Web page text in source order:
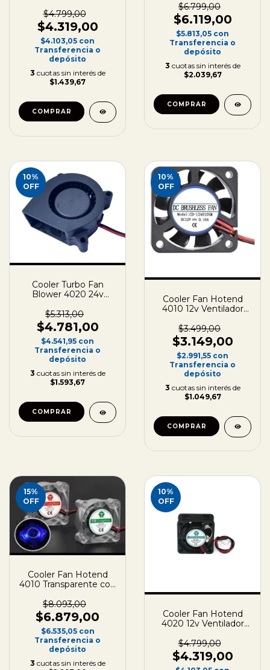
40x40x20
$4.799,00
$4.319,00
$4.103,05 con
Transferencia o
depósito
3 cuotas sin interés de
$1.439,67
40x40x10
$6.799,00
$6.119,00
$5.813,05 con
Transferencia o
depósito
3 cuotas sin interés de
$2.039,67
10%
OFF
Cooler Turbo Fan
Blower 4020 24v
40x40x20
$5.313,00
$4.781,00
$4.541,95 con
Transferencia o
depósito
3 cuotas sin interés de
$1.593,67
10%
OFF
Cooler Fan Hotend
4010 12v Ventilador
40x40x10
$3.499,00
$3.149,00
$2.991,55 con
Transferencia o
depósito
3 cuotas sin interés de
$1.049,67
15%
OFF
Cooler Fan Hotend
4010 Transparente con
Impresora 3D
40x40x10mm
$8.093,00
$6.879,00
$6.535,05 con
Transferencia o
depósito
3 cuotas sin interés de
10%
OFF
Cooler Fan Hotend
4020 12v Ventilador
40x40x20
$4.799,00
$4.319,00